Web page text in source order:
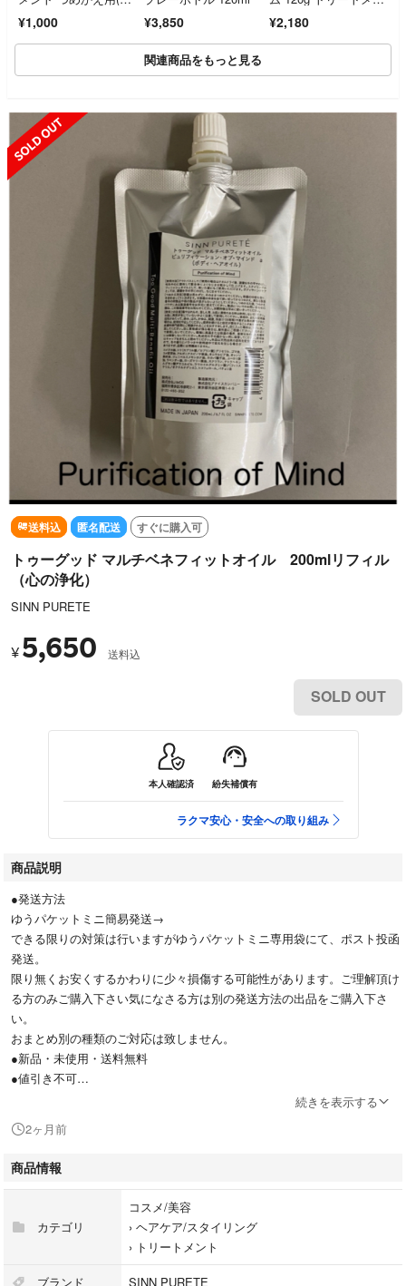
¥1,000 ¥3,850 ¥2,180
関連商品をもっと見る
送料込 匿名配送 すぐに購入可
トゥーグッド マルチベネフィットオイル 200mlリフィル
（心の浄化）
SINN PURETE
¥ 5,650 送料込
SOLD OUT
本人確認済 紛失補償有
ラクマ安心・安全への取り組み
商品説明
●発送方法
ゆうパケットミニ簡易発送→
できる限りの対策は行いますがゆうパケットミニ専用袋にて、ポスト投函
発送。
限り無くお安くするかわりに少々損傷する可能性があります。ご理解頂け
る方のみご購入下さい気になさる方は別の発送方法の出品をご購入下さ
い。
おまとめ別の種類のご対応は致しません。
●新品・未使用・送料無料
●値引き不可
● 商品名:
Purification of Mind（心の浄化）
（ピュリフィケーションオブマイン）
●内容量:200ml 詰め替えリフィル
●メーカー:
株式会社JIMOS（SINN PURETE / シン ピュルテ）
日本製
続きを表示する
2ヶ月前
商品情報
カテゴリ
コスメ/美容
› ヘアケア/スタイリング
› トリートメント
ブランド SINN PURETE